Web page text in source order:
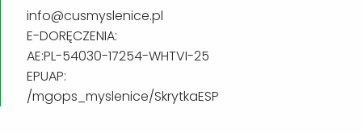
info@cusmyslenice.pl
E-DORĘCZENIA:
AE:PL-54030-17254-WHTVI-25
EPUAP:
/mgops_myslenice/SkrytkaESP